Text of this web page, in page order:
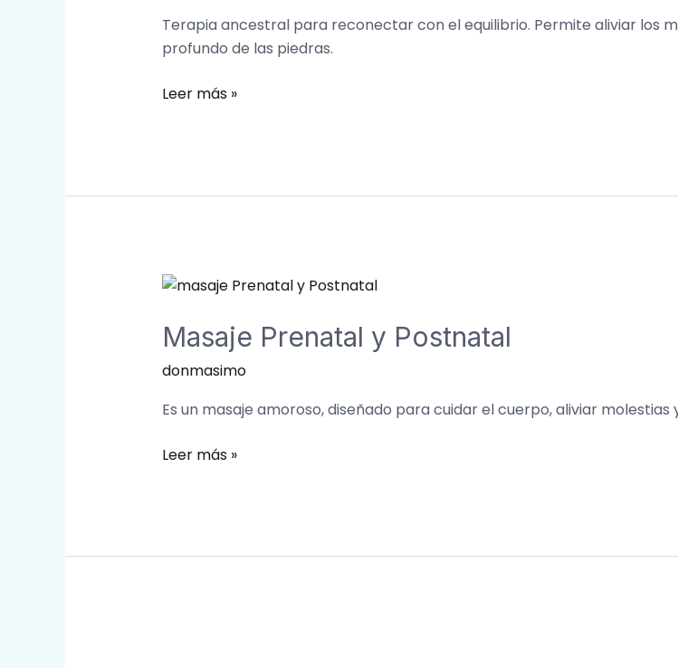
Terapia ancestral para reconectar con el equilibrio. Permite aliviar los
profundo de las piedras.
Leer más »
Masaje Prenatal y Postnatal
donmasimo
Es un masaje amoroso, diseñado para cuidar el cuerpo, aliviar
Masaje
y
Postnatal
Leer más »